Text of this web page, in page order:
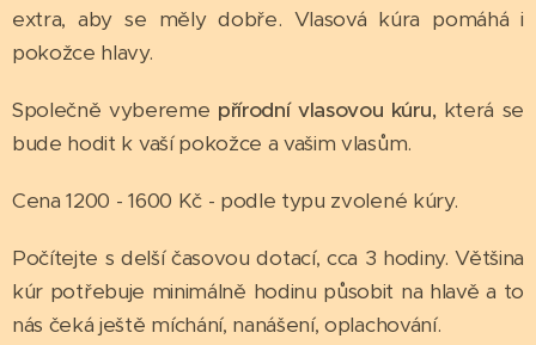
extra, aby se měly dobře. Vlasová kúra pomáhá i
pokožce hlavy.
Společně vybereme přírodní vlasovou kúru, která se
bude hodit k vaší pokožce a vašim vlasům.
Cena 1200 - 1600 Kč - podle typu zvolené kúry.
Počítejte s delší časovou dotací, cca 3 hodiny. Většina
kúr potřebuje minimálně hodinu působit na hlavě a to
nás čeká ještě míchání, nanášení, oplachování.